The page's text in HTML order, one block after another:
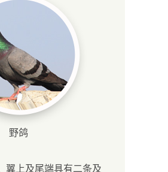
野鸽
翼上及尾端具有二条及